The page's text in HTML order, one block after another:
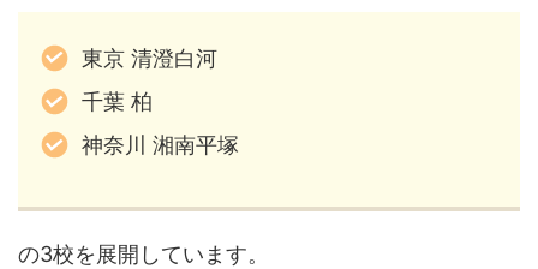
東京 清澄白河
千葉 柏
神奈川 湘南平塚
の3校を展開しています。